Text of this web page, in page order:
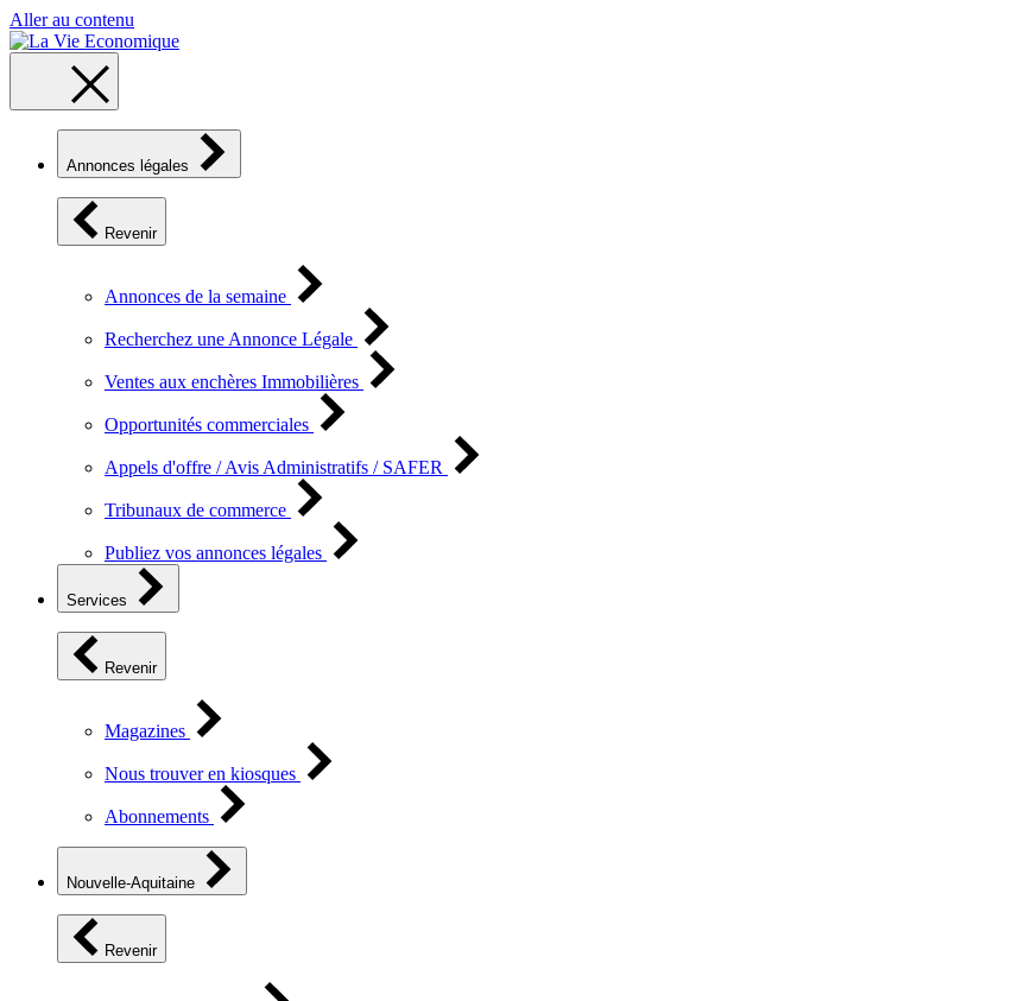
Aller au contenu
Annonces légales
Revenir
Annonces de la semaine
Recherchez une Annonce Légale
Ventes aux enchères Immobilières
Opportunités commerciales
Appels d'offre / Avis Administratifs / SAFER
Tribunaux de commerce
Publiez vos annonces légales
Services
Revenir
Magazines
Nous trouver en kiosques
Abonnements
Nouvelle-Aquitaine
Revenir